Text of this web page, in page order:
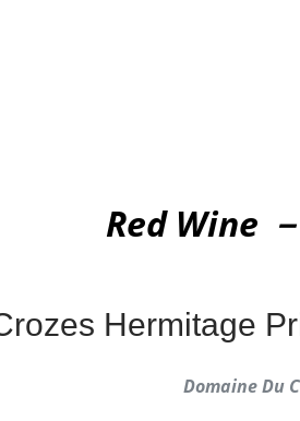
Red Wine
Hermitage
Domaine Du